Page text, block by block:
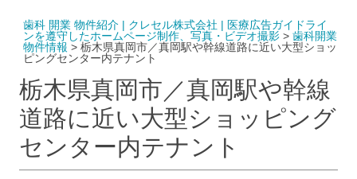
へ
ス
キ
ッ
歯科 開業 物件紹介 | クレセル株式会社 | 医療広告ガイドライ
ンを遵守したホームページ制作、写真・ビデオ撮影 > 歯科開業
物件情報 > 栃木県真岡市／真岡駅や幹線道路に近い大型ショッ
ピングセンター内テナント
栃木県真岡市／真岡駅や幹線
道路に近い大型ショッピング
センター内テナント